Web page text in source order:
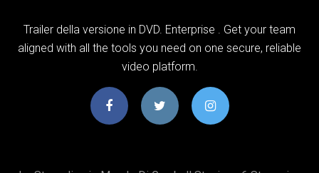
Trailer della versione in DVD. Enterprise . Get your team
aligned with all the tools you need on one secure, reliable
video platform.